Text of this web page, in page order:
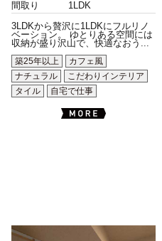
間取り
1LDK
3LDKから贅沢に1LDKにフルリノ
ベーション。 ゆとりある空間には
収納が盛り沢山で、快適なおう...
築25年以上
カフェ風
ナチュラル
こだわりインテリア
タイル
自宅で仕事